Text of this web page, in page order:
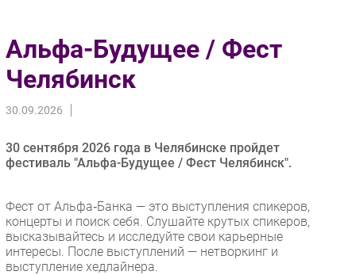
Импорто­замещение
Автоматизация Промышленности
Интернет
Фиксированная связь
Интеграция
Маркетинг
Торговые сети
Оборудование
Альфа-Будущее / Фест
Челябинск
30.09.2026
30 сентября 2026 года в Челябинске пройдет
фестиваль "Альфа-Будущее / Фест Челябинск".
Фест от Альфа‑Банка — это выступления спикеров,
концерты и поиск себя. Слушайте крутых спикеров,
высказывайтесь и исследуйте свои карьерные
интересы. После выступлений — нетворкинг и
выступление хедлайнера.